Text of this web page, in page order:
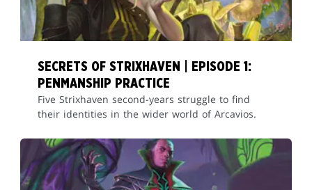
SECRETS OF STRIXHAVEN | EPISODE 1:
PENMANSHIP PRACTICE
Five Strixhaven second-years struggle to find
their identities in the wider world of Arcavios.